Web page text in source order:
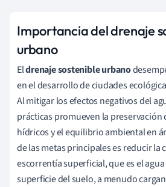
Importancia del drenaje
urbano
Eldrenaje sostenible urbano
en el desarrollo de ciudades
Al mitigar los efectos negativos del
prácticas promueven la preservación
hídricos y el equilibrio ambiental en
de las metas principales es reducir la
escorrentía superficial, que es el
superficie del suelo, a menudo